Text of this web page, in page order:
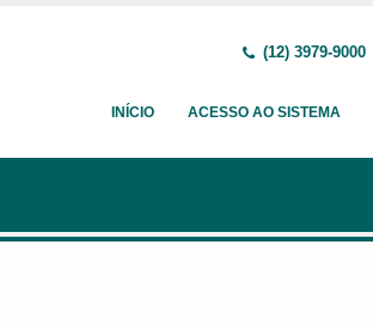
(12) 3979-9000
INÍCIO ACESSO AO SISTEMA